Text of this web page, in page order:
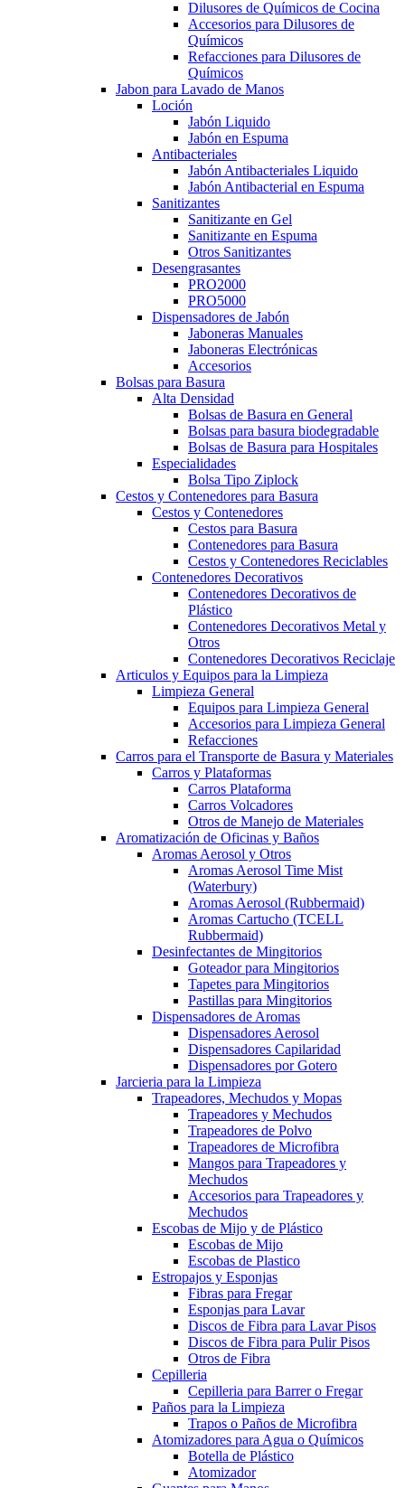
Dilusores de Químicos de Cocina
Accesorios para Dilusores de
Químicos
Refacciones para Dilusores de
Químicos
Jabon para Lavado de Manos
Loción
Jabón Liquido
Jabón en Espuma
Antibacteriales
Jabón Antibacteriales Liquido
Jabón Antibacterial en Espuma
Sanitizantes
Sanitizante en Gel
Sanitizante en Espuma
Otros Sanitizantes
Desengrasantes
PRO2000
PRO5000
Dispensadores de Jabón
Jaboneras Manuales
Jaboneras Electrónicas
Accesorios
Bolsas para Basura
Alta Densidad
Bolsas de Basura en General
Bolsas para basura biodegradable
Bolsas de Basura para Hospitales
Especialidades
Bolsa Tipo Ziplock
Cestos y Contenedores para Basura
Cestos y Contenedores
Cestos para Basura
Contenedores para Basura
Cestos y Contenedores Reciclables
Contenedores Decorativos
Contenedores Decorativos de
Plástico
Contenedores Decorativos Metal y
Otros
Contenedores Decorativos Reciclaje
Articulos y Equipos para la Limpieza
Limpieza General
Equipos para Limpieza General
Accesorios para Limpieza General
Refacciones
Carros para el Transporte de Basura y Materiales
Carros y Plataformas
Carros Plataforma
Carros Volcadores
Otros de Manejo de Materiales
Aromatización de Oficinas y Baños
Aromas Aerosol y Otros
Aromas Aerosol Time Mist
(Waterbury)
Aromas Aerosol (Rubbermaid)
Aromas Cartucho (TCELL
Rubbermaid)
Desinfectantes de Mingitorios
Goteador para Mingitorios
Tapetes para Mingitorios
Pastillas para Mingitorios
Dispensadores de Aromas
Dispensadores Aerosol
Dispensadores Capilaridad
Dispensadores por Gotero
Jarcieria para la Limpieza
Trapeadores, Mechudos y Mopas
Trapeadores y Mechudos
Trapeadores de Polvo
Trapeadores de Microfibra
Mangos para Trapeadores y
Mechudos
Accesorios para Trapeadores y
Mechudos
Escobas de Mijo y de Plástico
Escobas de Mijo
Escobas de Plastico
Estropajos y Esponjas
Fibras para Fregar
Esponjas para Lavar
Discos de Fibra para Lavar Pisos
Discos de Fibra para Pulir Pisos
Otros de Fibra
Cepilleria
Cepilleria para Barrer o Fregar
Paños para la Limpieza
Trapos o Paños de Microfibra
Atomizadores para Agua o Químicos
Botella de Plástico
Atomizador